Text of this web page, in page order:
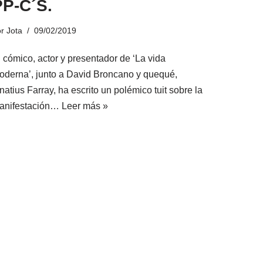
C´S.
Jota 09/02/2019
cómico, actor y presentador de ‘La vida
junto a David Broncano y quequé,
Farray, ha escrito un polémico tuit sobre la
Leer más »